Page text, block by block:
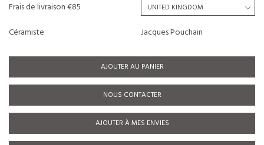
Frais de livraison €85
Céramiste
Jacques Pouchain
AJOUTER AU PANIER
NOUS CONTACTER
AJOUTER À MES ENVIES